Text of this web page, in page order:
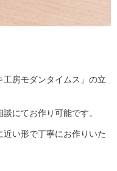
房モダンタイムス」の立
にてお作り可能です。
い形で丁寧にお作りいた